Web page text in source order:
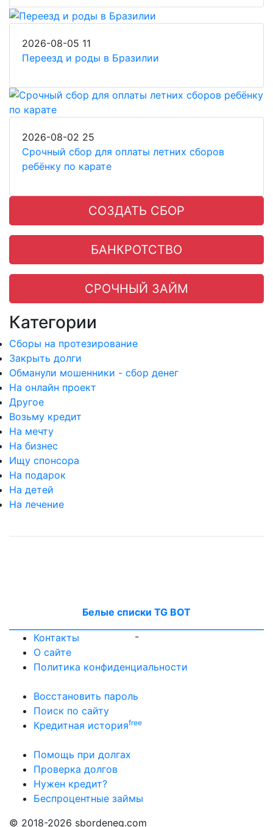
2026-08-05 11
Переезд и роды в Бразилии
2026-08-02 25
Срочный сбор для оплаты летних сборов
ребёнку по карате
СОЗДАТЬ СБОР
БАНКРОТСТВО
СРОЧНЫЙ ЗАЙМ
Категории
Сборы на протезирование
Закрыть долги
Обманули мошенники - сбор денег
На онлайн проект
Другое
Возьму кредит
На мечту
На бизнес
Ищу спонсора
На подарок
На детей
На лечение
Белые списки TG BOT
-
Контакты
О сайте
Политика конфиденциальности
Восстановить пароль
Поиск по сайту
Кредитная историяfree
Помощь при долгах
Проверка долгов
Нужен кредит?
Беспроцентные займы
© 2018-2026 sbordeneg.com